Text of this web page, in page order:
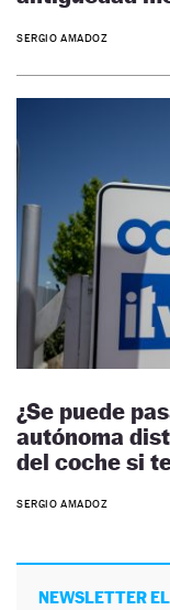
SERGIO AMADOZ
¿Se puede
autónoma
del coche si
SERGIO AMADOZ
NEWSLETTER EL